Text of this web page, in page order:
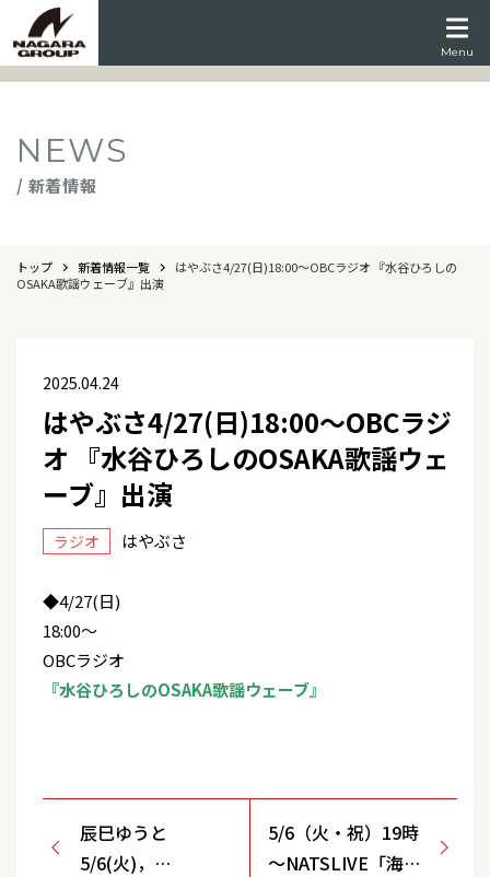
Menu
NEWS
/ 新着情報
トップ 新着情報一覧
はやぶさ4/27(日)18:00～OBCラジオ 『水谷ひろしの
OSAKA歌謡ウェーブ』出演
2025.04.24
はやぶさ4/27(日)18:00～OBCラジ
オ 『水谷ひろしのOSAKA歌謡ウェ
ーブ』出演
ラジオ はやぶさ
◆4/27(日)
18:00～
OBCラジオ
『水谷ひろしのOSAKA歌謡ウェーブ』
辰巳ゆうと
5/6(火)，
5/6（火・祝）19時
～NATSLIVE「海老